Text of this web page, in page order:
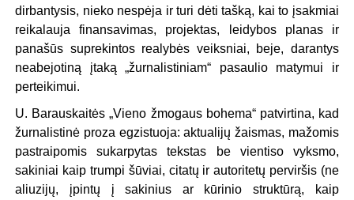
dirbantysis, nieko nespėja ir turi dėti tašką, kai to įsakmiai
reikalauja finansavimas, projektas, leidybos planas ir
panašūs suprekintos realybės veiksniai, beje, darantys
neabejotiną įtaką „žurnalistiniam“ pasaulio matymui ir
perteikimui.
U. Barauskaitės „Vieno žmogaus bohema“ patvirtina, kad
žurnalistinė proza egzistuoja: aktualijų žaismas, mažomis
pastraipomis sukarpytas tekstas be vientiso vyksmo,
sakiniai kaip trumpi šūviai, citatų ir autoritetų perviršis (ne
aliuzijų, įpintų į sakinius ar kūrinio struktūrą, kaip